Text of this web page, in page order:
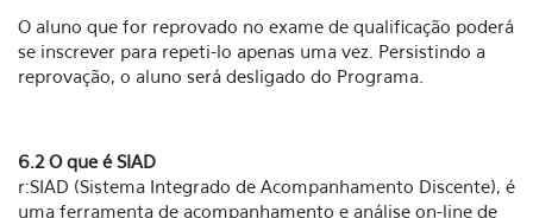
O aluno que for reprovado no exame de qualificação poderá
se inscrever para repeti-lo apenas uma vez. Persistindo a
reprovação, o aluno será desligado do Programa.
6.2 O que é SIAD
r:SIAD (Sistema Integrado de Acompanhamento Discente), é
uma ferramenta de acompanhamento e análise on-line de